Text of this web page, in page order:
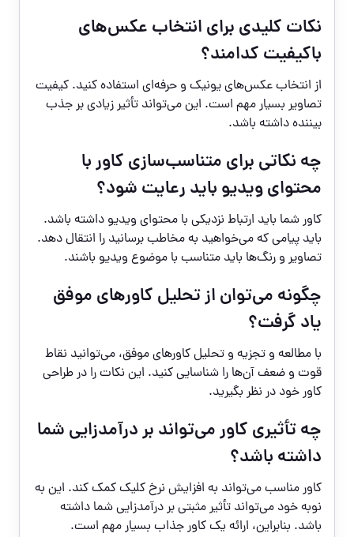
نکات کلیدی برای انتخاب عکس‌های
باکیفیت کدامند؟
از انتخاب عکس‌های یونیک و حرفه‌ای استفاده کنید. کیفیت
تصاویر بسیار مهم است. این می‌تواند تأثیر زیادی بر جذب
بیننده داشته باشد.
چه نکاتی برای متناسب‌سازی کاور با
محتوای ویدیو باید رعایت شود؟
کاور شما باید ارتباط نزدیکی با محتوای ویدیو داشته باشد.
باید پیامی که می‌خواهید به مخاطب برسانید را انتقال دهد.
تصاویر و رنگ‌ها باید متناسب با موضوع ویدیو باشند.
چگونه می‌توان از تحلیل کاورهای موفق
یاد گرفت؟
با مطالعه و تجزیه و تحلیل کاورهای موفق، می‌توانید نقاط
قوت و ضعف آن‌ها را شناسایی کنید. این نکات را در طراحی
کاور خود در نظر بگیرید.
چه تأثیری کاور می‌تواند بر درآمدزایی شما
داشته باشد؟
کاور مناسب می‌تواند به افزایش نرخ کلیک کمک کند. این به
نوبه خود می‌تواند تأثیر مثبتی بر درآمدزایی شما داشته
باشد. بنابراین، ارائه یک کاور جذاب بسیار مهم است.